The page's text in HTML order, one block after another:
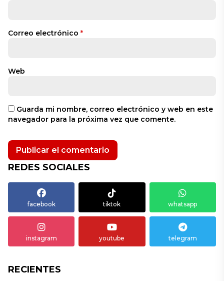
Correo electrónico *
Web
Guarda mi nombre, correo electrónico y web en este
navegador para la próxima vez que comente.
REDES SOCIALES
facebook tiktok whatsapp
instagram youtube telegram
RECIENTES